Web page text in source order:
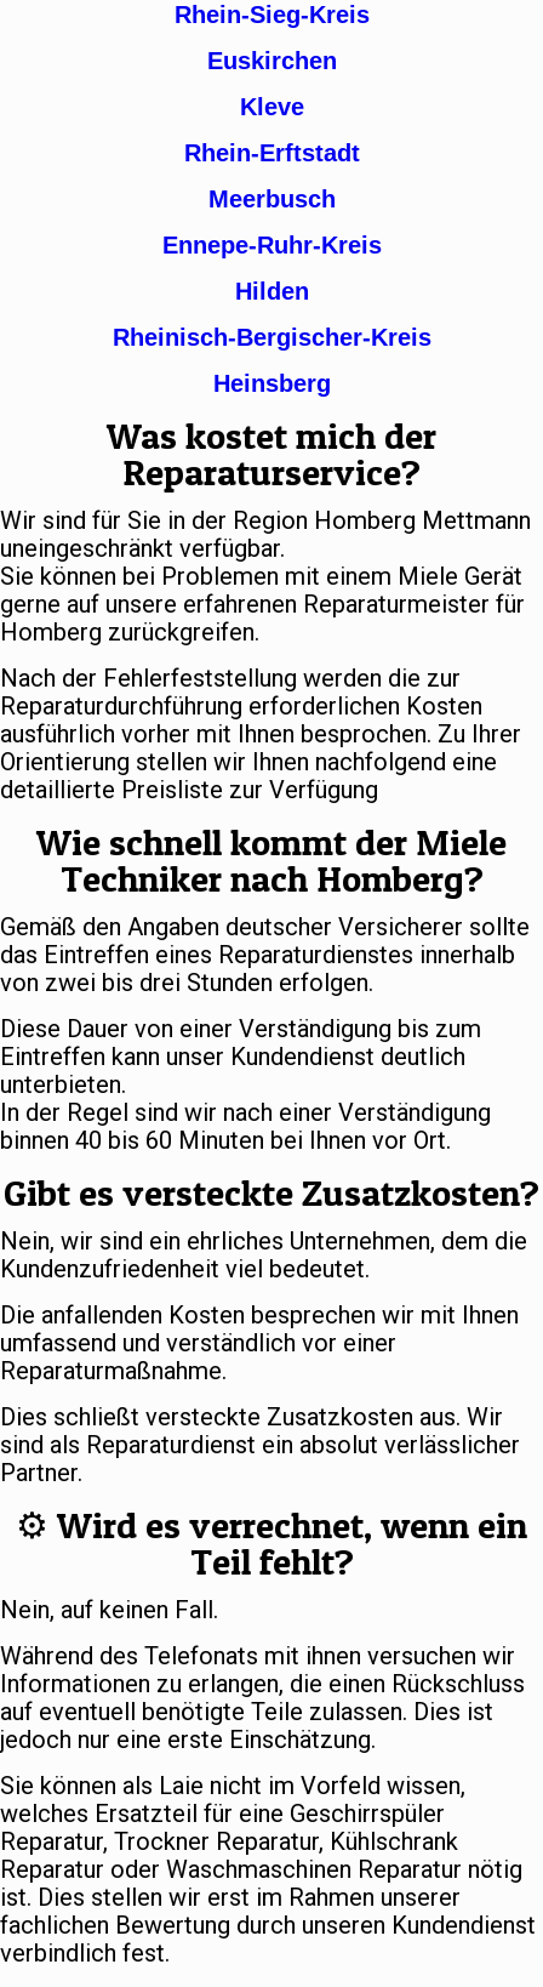
Rhein-Sieg-Kreis
Euskirchen
Kleve
Rhein-Erftstadt
Meerbusch
Ennepe-Ruhr-Kreis
Hilden
Rheinisch-Bergischer-Kreis
Heinsberg
Was kostet mich der
Reparaturservice?
Wir sind für Sie in der Region Homberg Mettmann
uneingeschränkt verfügbar.
Sie können bei Problemen mit einem Miele Gerät
gerne auf unsere erfahrenen Reparaturmeister für
Homberg zurückgreifen.
Nach der Fehlerfeststellung werden die zur
Reparaturdurchführung erforderlichen Kosten
ausführlich vorher mit Ihnen besprochen. Zu Ihrer
Orientierung stellen wir Ihnen nachfolgend eine
detaillierte Preisliste zur Verfügung
Wie schnell kommt der Miele
Techniker nach Homberg?
Gemäß den Angaben deutscher Versicherer sollte
das Eintreffen eines Reparaturdienstes innerhalb
von zwei bis drei Stunden erfolgen.
Diese Dauer von einer Verständigung bis zum
Eintreffen kann unser Kundendienst deutlich
unterbieten.
In der Regel sind wir nach einer Verständigung
binnen 40 bis 60 Minuten bei Ihnen vor Ort.
Gibt es versteckte Zusatzkosten?
Nein, wir sind ein ehrliches Unternehmen, dem die
Kundenzufriedenheit viel bedeutet.
Die anfallenden Kosten besprechen wir mit Ihnen
umfassend und verständlich vor einer
Reparaturmaßnahme.
Dies schließt versteckte Zusatzkosten aus. Wir
sind als Reparaturdienst ein absolut verlässlicher
Partner.
⚙️ Wird es verrechnet, wenn ein
Teil fehlt?
Nein, auf keinen Fall.
Während des Telefonats mit ihnen versuchen wir
Informationen zu erlangen, die einen Rückschluss
auf eventuell benötigte Teile zulassen. Dies ist
jedoch nur eine erste Einschätzung.
Sie können als Laie nicht im Vorfeld wissen,
welches Ersatzteil für eine Geschirrspüler
Reparatur, Trockner Reparatur, Kühlschrank
Reparatur oder Waschmaschinen Reparatur nötig
ist. Dies stellen wir erst im Rahmen unserer
fachlichen Bewertung durch unseren Kundendienst
verbindlich fest.